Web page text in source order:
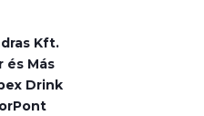
Kft.
és Más
Drink